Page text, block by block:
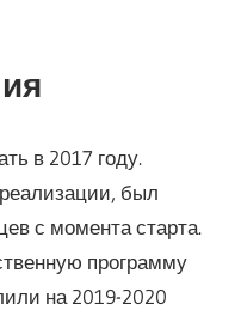
в 2017 году.
был
с момента старта.
программу
на 2019-2020